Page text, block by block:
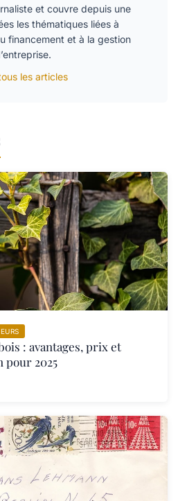
et couvre depuis une
les thématiques liées à
financement et à la gestion
les articles
: avantages, prix et
pour 2025